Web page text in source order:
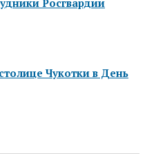
Росгвардии
Чукотки в День